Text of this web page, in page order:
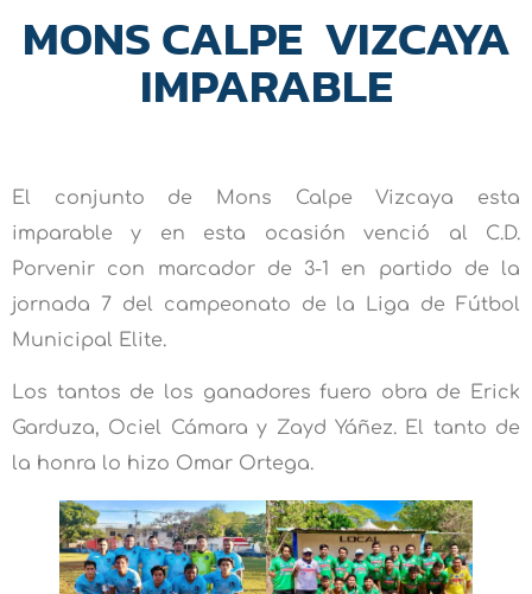
MONS CALPE VIZCAYA
IMPARABLE
El conjunto de Mons Calpe Vizcaya esta
imparable y en esta ocasión venció al C.D.
Porvenir con marcador de 3-1 en partido de la
jornada 7 del campeonato de la Liga de Fútbol
Municipal Elite.
Los tantos de los ganadores fuero obra de Erick
Garduza, Ociel Cámara y Zayd Yáñez. El tanto de
la honra lo hizo Omar Ortega.